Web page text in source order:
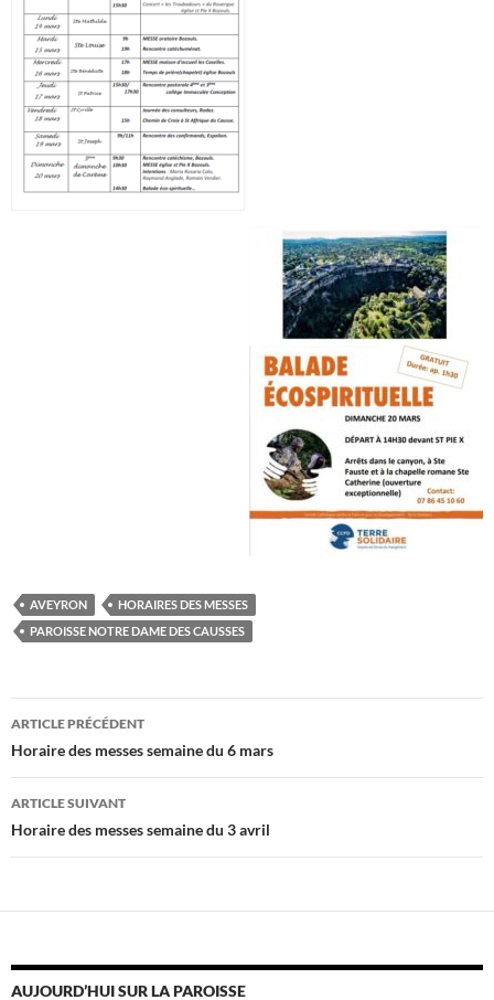
AVEYRON
HORAIRES DES MESSES
PAROISSE NOTRE DAME DES CAUSSES
Navigation
des
articles
ARTICLE PRÉCÉDENT
Horaire des messes semaine du 6 mars
ARTICLE SUIVANT
Horaire des messes semaine du 3 avril
AUJOURD’HUI SUR LA PAROISSE